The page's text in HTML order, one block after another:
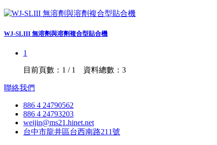
WJ-SLIII 無溶劑與溶劑複合型貼合機
1
目前頁數：1 / 1 資料總數：3
聯絡我們
886 4 24790562
886 4 24793203
weijin@ms21.hinet.net
台中市龍井區台西南路211號